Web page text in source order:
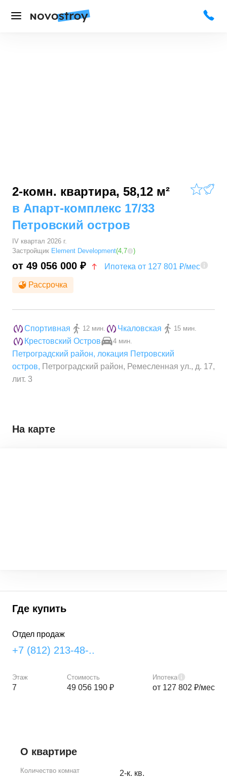
2-комн. квартира, 58,12 м²
в Апарт-комплекс 17/33
Петровский остров
IV квартал 2026 г.
Застройщик Element Development(4,7 )
от 49 056 000 ₽ Ипотека от 127 801 ₽/мес
Рассрочка
Спортивная 12 мин. Чкаловская 15 мин.
Крестовский Остров 4 мин.
Петроградский район, локация Петровский
остров, Петроградский район, Ремесленная ул., д. 17,
лит. 3
Где купить
Отдел продаж
+7 (812) 213-48-..
Этаж
7
Стоимость
49 056 190 ₽
Ипотека
от 127 802 ₽/мес
О квартире
Количество комнат 2-к. кв.
На карте